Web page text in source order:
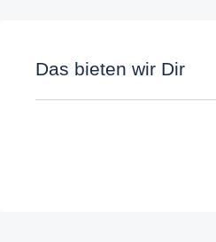
Das bieten wir Dir